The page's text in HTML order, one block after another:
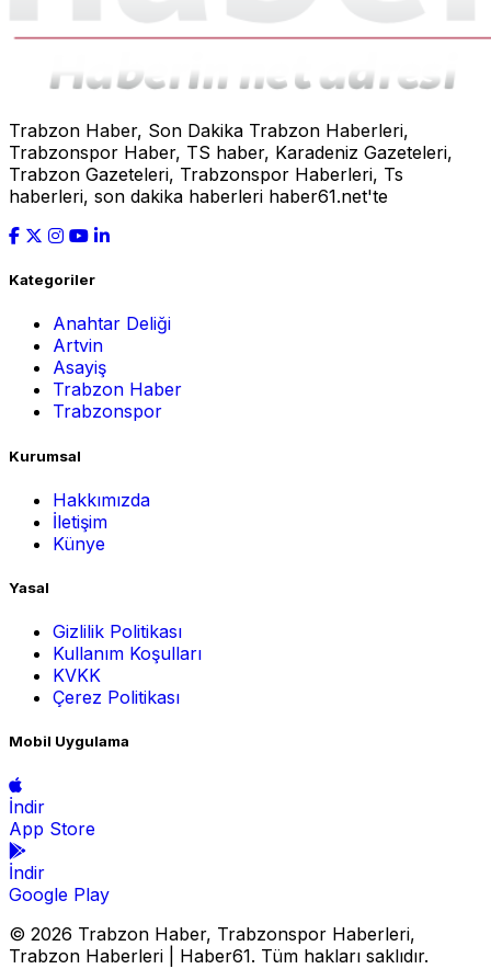
Trabzon Haber, Son Dakika Trabzon Haberleri,
Trabzonspor Haber, TS haber, Karadeniz Gazeteleri,
Trabzon Gazeteleri, Trabzonspor Haberleri, Ts
haberleri, son dakika haberleri haber61.net'te
Kategoriler
Anahtar Deliği
Artvin
Asayiş
Trabzon Haber
Trabzonspor
Kurumsal
Hakkımızda
İletişim
Künye
Yasal
Gizlilik Politikası
Kullanım Koşulları
KVKK
Çerez Politikası
Mobil Uygulama
İndir
App Store
İndir
Google Play
© 2026 Trabzon Haber, Trabzonspor Haberleri,
Trabzon Haberleri | Haber61. Tüm hakları saklıdır.